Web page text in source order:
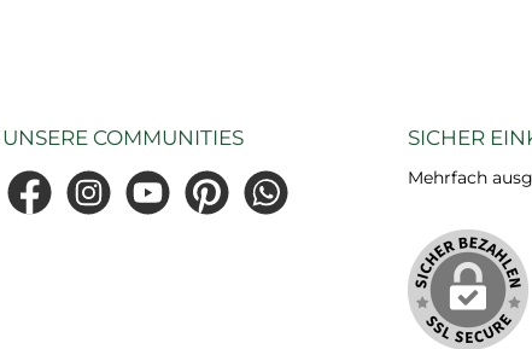
UNSERE COMMUNITIES
FacebookInstagramYouTubePinterestWhatsApp
SICHER
Mehrfach